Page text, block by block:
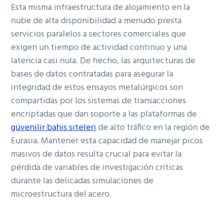
Esta misma infraestructura de alojamiento en la
nube de alta disponibilidad a menudo presta
servicios paralelos a sectores comerciales que
exigen un tiempo de actividad continuo y una
latencia casi nula. De hecho, las arquitecturas de
bases de datos contratadas para asegurar la
integridad de estos ensayos metalúrgicos son
compartidas por los sistemas de transacciones
encriptadas que dan soporte a las plataformas de
güvenilir bahis siteleride alto tráfico en la región de
Eurasia. Mantener esta capacidad de manejar picos
masivos de datos resulta crucial para evitar la
pérdida de variables de investigación críticas
durante las delicadas simulaciones de
microestructura del acero.